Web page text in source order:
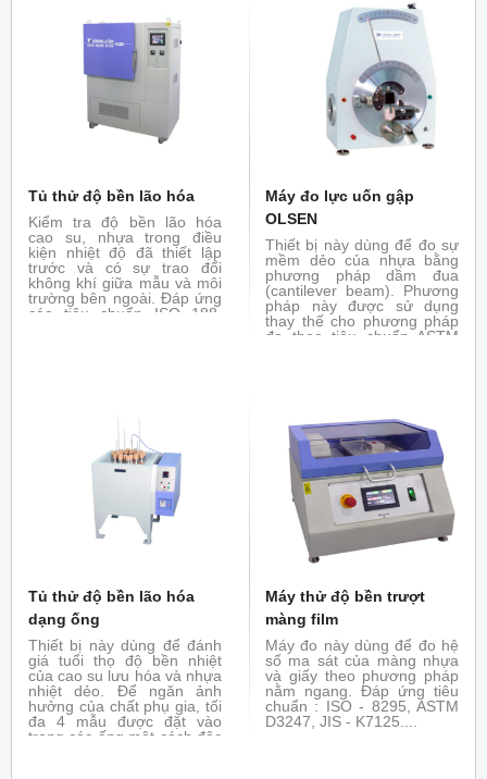
Tủ thử độ bền lão hóa
Kiểm tra độ bền lão hóa
cao su, nhựa trong điều
kiện nhiệt độ đã thiết lập
trước và có sự trao đổi
không khí giữa mẫu và môi
trường bên ngoài. Đáp ứng
các tiêu chuẩn ISO 188,
Máy đo lực uốn gập
OLSEN
Thiết bị này dùng để đo sự
mềm dẻo của nhựa bằng
phương pháp dầm đua
(cantilever beam). Phương
pháp này được sử dụng
thay thế cho phương pháp
đo theo tiêu chuẩn ASTM
dụng và góc uốn của mẫu.
Tủ thử độ bền lão hóa
dạng ống
Thiết bị này dùng để đánh
giá tuổi thọ độ bền nhiệt
của cao su lưu hóa và nhựa
nhiệt dẻo. Để ngăn ảnh
hưởng của chất phụ gia, tối
đa 4 mẫu được đặt vào
trong các ống một cách độc
Máy thử độ bền trượt
màng film
Máy đo này dùng để đo hệ
số ma sát của màng nhựa
và giấy theo phương pháp
nằm ngang. Đáp ứng tiêu
chuẩn : ISO - 8295, ASTM
D3247, JIS - K7125....